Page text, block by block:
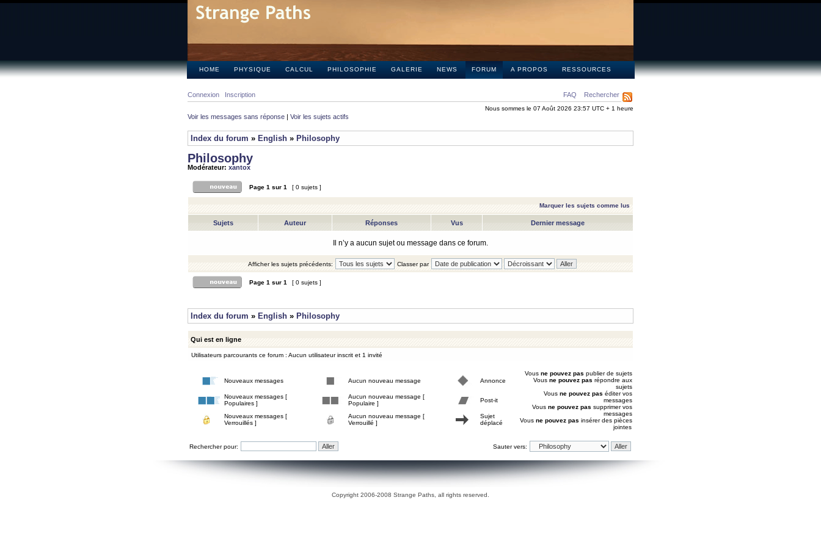
HOME PHYSIQUE CALCUL PHILOSOPHIE GALERIE NEWS FORUM A PROPOS RESSOURCES
FAQ Rechercher
Connexion Inscription
Nous sommes le 07 Août 2026 23:57 UTC + 1 heure
Voir les messages sans réponse | Voir les sujets actifs
Index du forum » English » Philosophy
Philosophy
Modérateur: xantox
Page 1 sur 1 [ 0 sujets ]
Marquer les sujets comme lus
Sujets Auteur Réponses Vus Dernier message
Il n’y a aucun sujet ou message dans ce forum.
Afficher les sujets précédents: Classer par
Page 1 sur 1 [ 0 sujets ]
Index du forum » English » Philosophy
Qui est en ligne
Utilisateurs parcourants ce forum : Aucun utilisateur inscrit et 1 invité
Nouveaux messages Aucun nouveau message Annonce
Nouveaux messages [
Populaires ]
Aucun nouveau message [
Populaire ]
Post-it
Nouveaux messages [
Verrouillés ]
Aucun nouveau message [
Verrouillé ]
Sujet
déplacé
Vous ne pouvez pas publier de sujets
Vous ne pouvez pas répondre aux
sujets
Vous ne pouvez pas éditer vos
messages
Vous ne pouvez pas supprimer vos
messages
Vous ne pouvez pas insérer des pièces
jointes
Rechercher pour: Sauter vers:
Copyright 2006-2008 Strange Paths, all rights reserved.